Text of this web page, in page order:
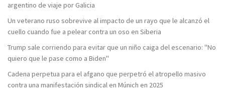
argentino de viaje por Galicia
Un veterano ruso sobrevive al impacto de un rayo que le alcanzó el
cuello cuando fue a pelear contra un oso en Siberia
Trump sale corriendo para evitar que un niño caiga del escenario: "No
quiero que le pase como a Biden"
Cadena perpetua para el afgano que perpetró el atropello masivo
contra una manifestación sindical en Múnich en 2025